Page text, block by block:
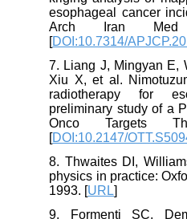
esophageal cancer
Arch Iran Med
[DOI:10.7314/
7. Liang J, Mingyan
Xiu X, et al.
radiotherapy for
preliminary study of a
Onco Targets
[DOI:10.2147/
8. Thwaites DI,
physics in practice:
1993. [URL
9. Formenti SC,